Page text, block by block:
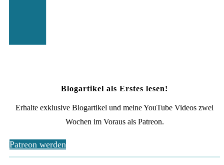
Blogartikel als Erstes lesen!
Erhalte exklusive Blogartikel und meine YouTube Videos zwei
Wochen im Voraus als Patreon.
Patreon werden